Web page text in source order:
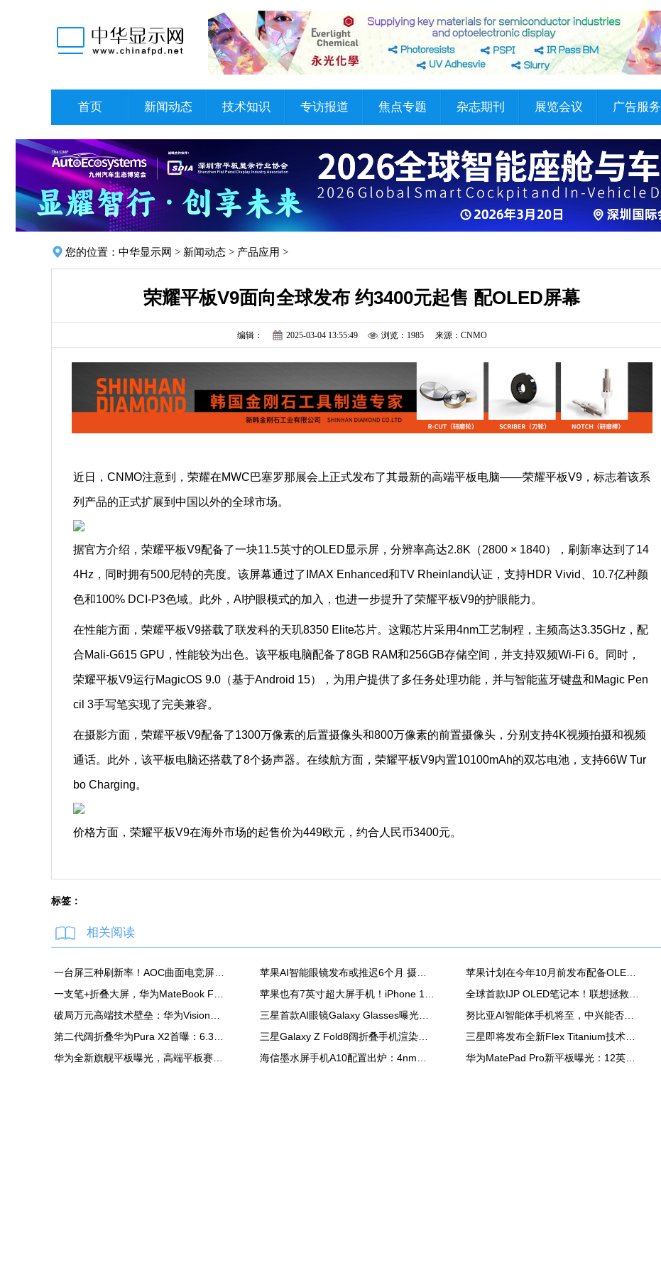
首页 新闻动态 技术知识 专访报道 焦点专题 杂志期刊 展览会议 广告服务
您的位置： 中华显示网 > 新闻动态 > 产品应用 >
荣耀平板V9面向全球发布 约3400元起售 配OLED屏幕
编辑： 2025-03-04 13:55:49 浏览：1985 来源：CNMO
近日，CNMO注意到，荣耀在MWC巴塞罗那展会上正式发布了其最新的高端平板电脑——荣耀平板V9，标志着该系
列产品的正式扩展到中国以外的全球市场。
据官方介绍，荣耀平板V9配备了一块11.5英寸的OLED显示屏，分辨率高达2.8K（2800 × 1840），刷新率达到了14
4Hz，同时拥有500尼特的亮度。该屏幕通过了IMAX Enhanced和TV Rheinland认证，支持HDR Vivid、10.7亿种颜
色和100% DCI-P3色域。此外，AI护眼模式的加入，也进一步提升了荣耀平板V9的护眼能力。
在性能方面，荣耀平板V9搭载了联发科的天玑8350 Elite芯片。这颗芯片采用4nm工艺制程，主频高达3.35GHz，配
合Mali-G615 GPU，性能较为出色。该平板电脑配备了8GB RAM和256GB存储空间，并支持双频Wi-Fi 6。同时，
荣耀平板V9运行MagicOS 9.0（基于Android 15），为用户提供了多任务处理功能，并与智能蓝牙键盘和Magic Pen
cil 3手写笔实现了完美兼容。
在摄影方面，荣耀平板V9配备了1300万像素的后置摄像头和800万像素的前置摄像头，分别支持4K视频拍摄和视频
通话。此外，该平板电脑还搭载了8个扬声器。在续航方面，荣耀平板V9内置10100mAh的双芯电池，支持66W Tur
bo Charging。
价格方面，荣耀平板V9在海外市场的起售价为449欧元，约合人民币3400元。
标签：
相关阅读